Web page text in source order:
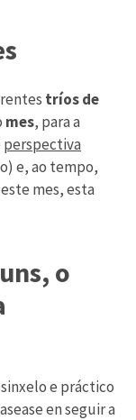
tríos de
mes, para a
perspectiva
e, ao tempo,
mes, esta
o
e práctico
en seguir a